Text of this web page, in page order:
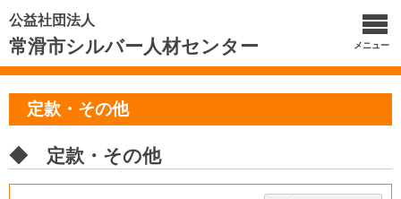
公益社団法人
常滑市シルバー人材センター メニュー
定款・その他
◆ 定款・その他